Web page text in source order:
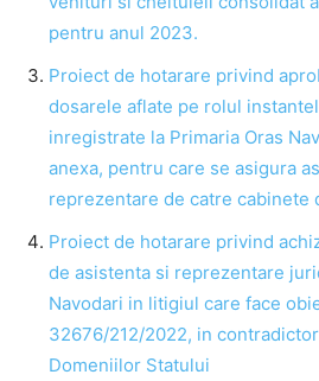
pentru anul 2023.
Proiect de hotarare privind
dosarele aflate pe rolul
inregistrate la Primaria Oras
anexa, pentru care se asigura
reprezentare de catre cabinete
Proiect de hotarare privind
de asistenta si reprezentare
Navodari in litigiul care face
32676/212/2022, in
Domeniilor Statului